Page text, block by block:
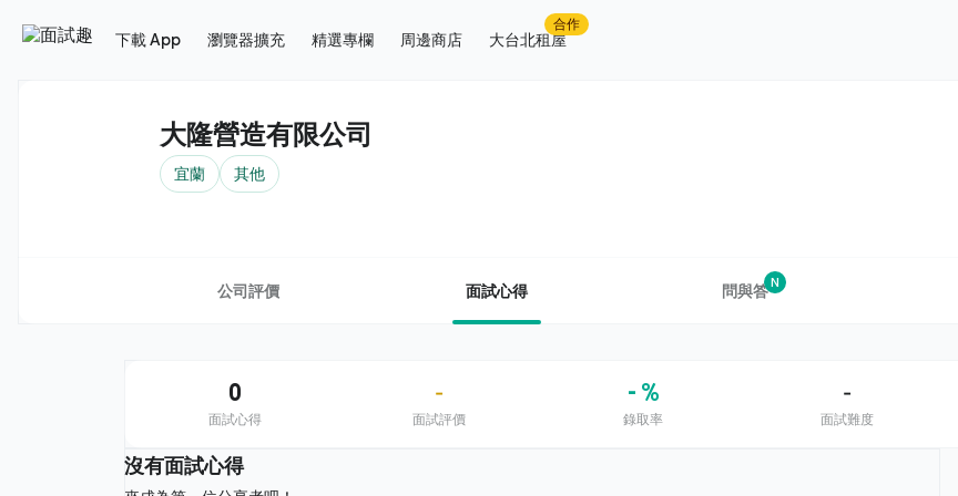
下載 App 瀏覽器擴充 精選專欄 周邊商店 大台北租屋
合作
大隆營造有限公司
宜蘭 其他
公司評價 面試心得 問與答N
0
面試心得
-
面試評價
- %
錄取率
-
面試難度
沒有面試心得